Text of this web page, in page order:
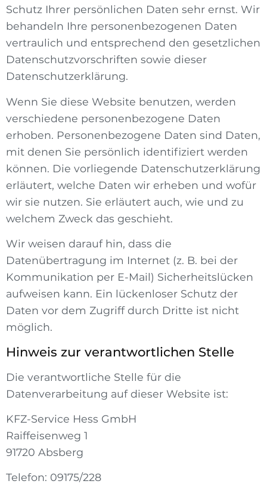
Schutz Ihrer persönlichen Daten sehr ernst. Wir
behandeln Ihre personenbezogenen Daten
vertraulich und entsprechend den gesetzlichen
Datenschutzvorschriften sowie dieser
Datenschutzerklärung.
Wenn Sie diese Website benutzen, werden
verschiedene personenbezogene Daten
erhoben. Personenbezogene Daten sind Daten,
mit denen Sie persönlich identifiziert werden
können. Die vorliegende Datenschutzerklärung
erläutert, welche Daten wir erheben und wofür
wir sie nutzen. Sie erläutert auch, wie und zu
welchem Zweck das geschieht.
Wir weisen darauf hin, dass die
Datenübertragung im Internet (z. B. bei der
Kommunikation per E-Mail) Sicherheitslücken
aufweisen kann. Ein lückenloser Schutz der
Daten vor dem Zugriff durch Dritte ist nicht
möglich.
Hinweis zur verantwortlichen Stelle
Die verantwortliche Stelle für die
Datenverarbeitung auf dieser Website ist:
KFZ-Service Hess GmbH
Raiffeisenweg 1
91720 Absberg
Telefon: 09175/228